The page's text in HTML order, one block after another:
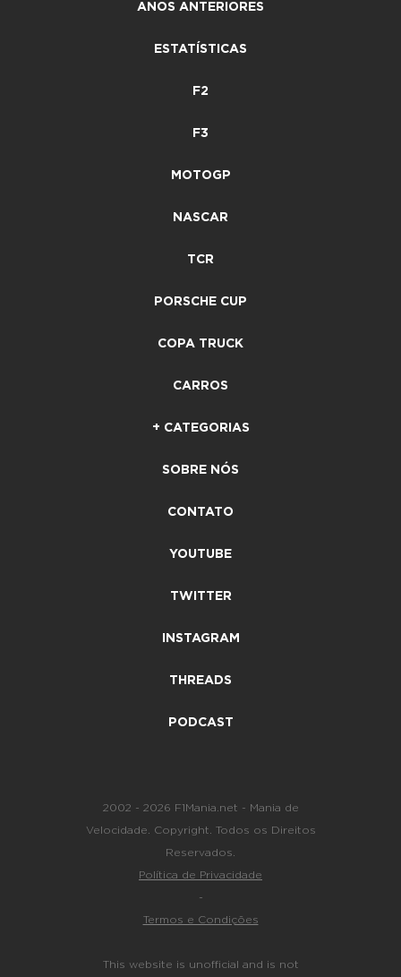
ANOS ANTERIORES
ESTATÍSTICAS
F2
F3
MOTOGP
NASCAR
TCR
PORSCHE CUP
COPA TRUCK
CARROS
+ CATEGORIAS
SOBRE NÓS
CONTATO
YOUTUBE
TWITTER
INSTAGRAM
THREADS
PODCAST
2002 - 2026 F1Mania.net - Mania de
Velocidade. Copyright. Todos os Direitos
Reservados.
Política de Privacidade
-
Termos e Condições
This website is unofficial and is not